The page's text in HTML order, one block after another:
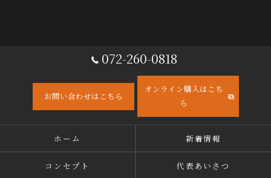
072-260-0818
お問い合わせはこちら
オンライン購入はこち
ら
ホーム 新着情報
コンセプト 代表あいさつ